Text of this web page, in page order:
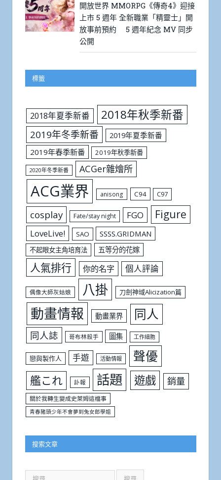
開放世界 MMORPG《傳奇4》迎接
上市 5 週年 全新職業「精靈士」開
放事前預約 5 週年紀念 MV 同步
公開
標籤
2018年夏季新番 2018年秋季新番
2019年冬季新番
2019年夏季新番
2019年春季新番
2019年秋季新番
2020年冬季新番 ACGer雜燴所
ACG業界 anisong C94 C97
cosplay Fate/stay night FGO Figure
LoveLive! SAO SSSS.GRIDMAN
不起眼女主角培育法 五等分的花嫁
人氣排行 你的名字 個人評論
偶像大師灰姑娘 八掛 刀劍神域Alicization篇
動畫情報 動畫業界 同人
同人誌 哥布林殺手 圖集 工作細胞
戀與製作人 手遊 活動情報 聲優
艦これ 訃報 話題 遊戲 銷量
關於我轉生變成史萊姆這檔事
青春豬頭少年不會夢到兔女郎學姐
搜索文章